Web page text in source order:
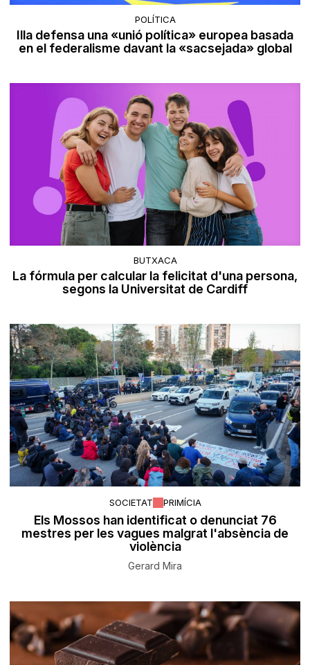
POLÍTICA
Illa defensa una «unió política» europea basada
en el federalisme davant la «sacsejada» global
BUTXACA
La fórmula per calcular la felicitat d'una persona,
segons la Universitat de Cardiff
SOCIETAT PRIMÍCIA
Els Mossos han identificat o denunciat 76
mestres per les vagues malgrat l'absència de
violència
Gerard Mira